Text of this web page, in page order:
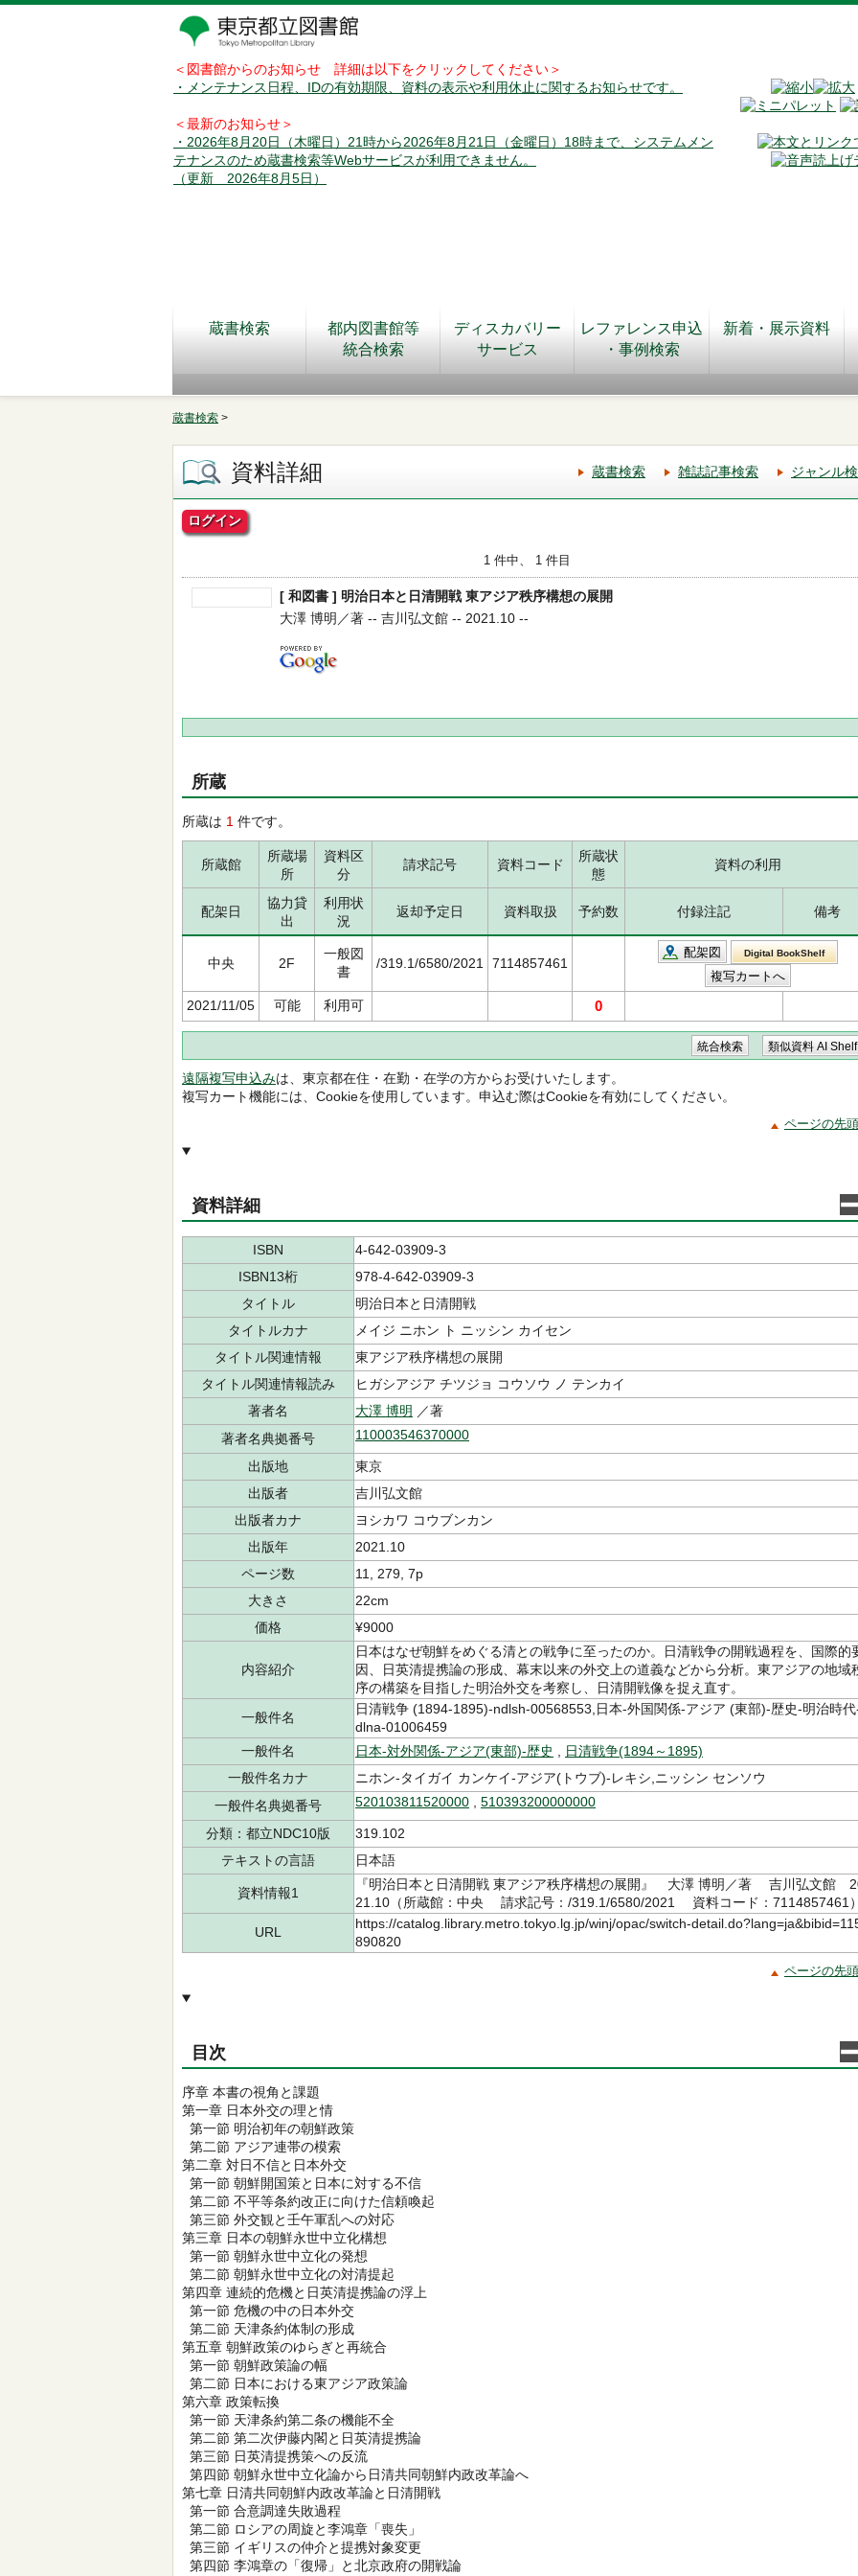
＜図書館からのお知らせ 詳細は以下をクリックしてください＞
・メンテナンス日程、IDの有効期限、資料の表示や利用休止に関するお知らせです。
＜最新のお知らせ＞
・2026年8月20日（木曜日）21時から2026年8月21日（金曜日）18時まで、システムメン
テナンスのため蔵書検索等Webサービスが利用できません。
（更新 2026年8月5日）
蔵書検索
都内図書館等
統合検索
ディスカバリー
サービス
レファレンス申込
・事例検索
新着・展示資料
蔵書検索 >
資料詳細 蔵書検索 雑誌記事検索 ジャンル
ログイン
1 件中、 1 件目
[ 和図書 ] 明治日本と日清開戦 東アジア秩序構想の展開
大澤 博明／著 -- 吉川弘文館 -- 2021.10 --
所蔵
所蔵は 1 件です。
所蔵館
所蔵場
所
資料区
分
請求記号 資料コード
所蔵状
態
資料の利用
配架日
協力貸
出
利用状
況
返却予定日 資料取扱 予約数 付録注記 備考
中央 2F
一般図
書
/319.1/6580/2021 7114857461
配架図 Digital BookShelf
2021/11/05 可能 利用可 0
遠隔複写申込みは、東京都在住・在勤・在学の方からお受けいたします。
複写カート機能には、Cookieを使用しています。申込む際はCookieを有効にしてください。
ページの先
資料詳細
ISBN
4-642-03909-3
ISBN13桁
978-4-642-03909-3
タイトル
明治日本と日清開戦
タイトルカナ
メイジ ニホン ト ニッシン カイセン
タイトル関連情報
東アジア秩序構想の展開
タイトル関連情報読み
ヒガシアジア チツジョ コウソウ ノ テンカイ
著者名
大澤 博明 ／著
著者名典拠番号
110003546370000
出版地
東京
出版者
吉川弘文館
出版者カナ
ヨシカワ コウブンカン
出版年
2021.10
ページ数
11, 279, 7p
大きさ
22cm
価格
¥9000
内容紹介
日本はなぜ朝鮮をめぐる清との戦争に至ったのか。日清戦争の開戦過程を、国際的
因、日英清提携論の形成、幕末以来の外交上の道義などから分析。東アジアの地域
序の構築を目指した明治外交を考察し、日清開戦像を捉え直す。
一般件名
日清戦争 (1894-1895)-ndlsh-00568553,日本-外国関係-アジア (東部)-歴史-明治時
dlna-01006459
一般件名
日本-対外関係-アジア(東部)-歴史
日清戦争(1894～1895)
一般件名カナ
ニホン-タイガイ カンケイ-アジア(トウブ)-レキシ,ニッシン センソウ
一般件名典拠番号
520103811520000 510393200000000
分類：都立NDC10版
319.102
テキストの言語
日本語
資料情報1
『明治日本と日清開戦 東アジア秩序構想の展開』 大澤 博明／著 吉川弘文館
21.10（所蔵館：中央 請求記号：/319.1/6580/2021 資料コード：7114857461
URL
https://catalog.library.metro.tokyo.lg.jp/winj/opac/switch-
890820
ページの先
目次
序章 本書の視角と課題
第一章 日本外交の理と情
第一節 明治初年の朝鮮政策
第二節 アジア連帯の模索
第二章 対日不信と日本外交
第一節 朝鮮開国策と日本に対する不信
第二節 不平等条約改正に向けた信頼喚起
第三節 外交観と壬午軍乱への対応
第三章 日本の朝鮮永世中立化構想
第一節 朝鮮永世中立化の発想
第二節 朝鮮永世中立化の対清提起
第四章 連続的危機と日英清提携論の浮上
第一節 危機の中の日本外交
第二節 天津条約体制の形成
第五章 朝鮮政策のゆらぎと再統合
第一節 朝鮮政策論の幅
第二節 日本における東アジア政策論
第六章 政策転換
第一節 天津条約第二条の機能不全
第二節 第二次伊藤内閣と日英清提携論
第三節 日英清提携策への反流
第四節 朝鮮永世中立化論から日清共同朝鮮内政改革論へ
第七章 日清共同朝鮮内政改革論と日清開戦
第一節 合意調達失敗過程
第二節 ロシアの周旋と李鴻章「喪失」
第三節 イギリスの仲介と提携対象変更
第四節 李鴻章の「復帰」と北京政府の開戦論